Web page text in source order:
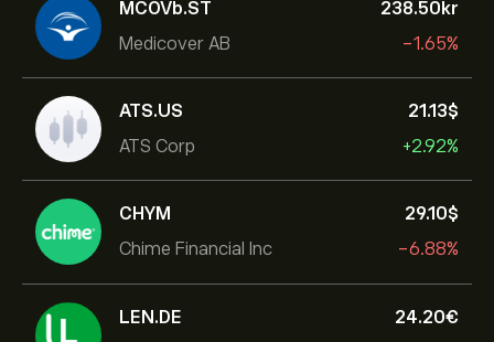
MCOVb.ST
Medicover AB
238.50‎kr‎
-1.65%
ATS.US
ATS Corp
21.13‎$‎
+2.92%
CHYM
Chime Financial Inc
29.10‎$‎
-6.88%
LEN.DE
24.20‎€‎